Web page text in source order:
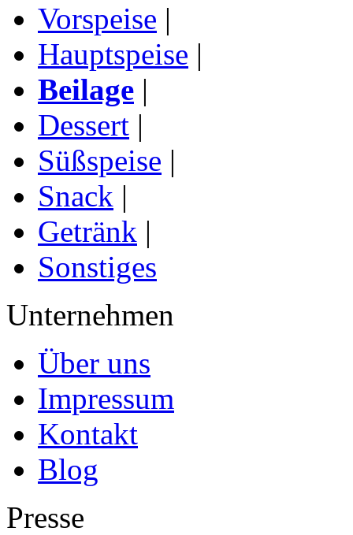
Vorspeise |
Hauptspeise |
Beilage |
Dessert |
Süßspeise |
Snack |
Getränk |
Sonstiges
Unternehmen
Über uns
Impressum
Kontakt
Blog
Presse